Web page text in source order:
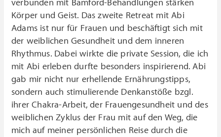
verbunden mit Bamford-Behandlungen stärken
Körper und Geist. Das zweite Retreat mit Abi
Adams ist nur für Frauen und beschäftigt sich mit
der weiblichen Gesundheit und dem inneren
Rhythmus. Dabei wirkte die private Session, die ich
mit Abi erleben durfte besonders inspirierend. Abi
gab mir nicht nur erhellende Ernährungstipps,
sondern auch stimulierende Denkanstöße bzgl.
ihrer Chakra-Arbeit, der Frauengesundheit und des
weiblichen Zyklus der Frau mit auf den Weg, die
mich auf meiner persönlichen Reise durch die